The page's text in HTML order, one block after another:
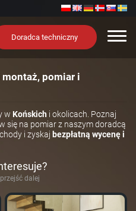
Doradca techniczny
pomiar i
w Końskich i okolicach. Poznaj
się na pomiar z naszym doradcą
i zyskaj bezpłatną wycenę i
dalej